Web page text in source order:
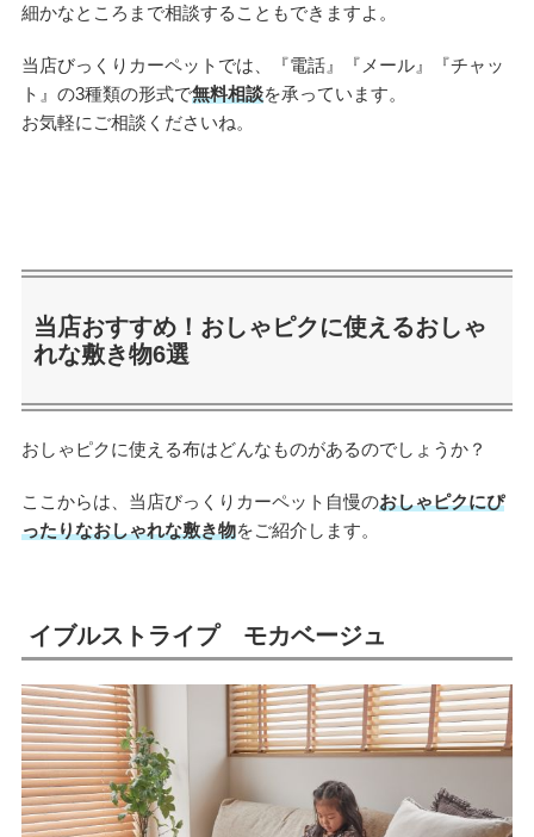
細かなところまで相談することもできますよ。
当店びっくりカーペットでは、『電話』『メール』『チャッ
ト』の3種類の形式で無料相談を承っています。
お気軽にご相談くださいね。
当店おすすめ！おしゃピクに使えるおしゃ
れな敷き物6選
おしゃピクに使える布はどんなものがあるのでしょうか？
ここからは、当店びっくりカーペット自慢のおしゃピクにぴ
ったりなおしゃれな敷き物をご紹介します。
イブルストライプ モカベージュ